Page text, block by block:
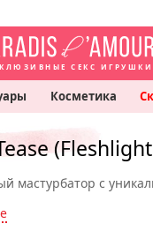
СЕКС ИГРУШКИ
Косметика
мастурбатор с